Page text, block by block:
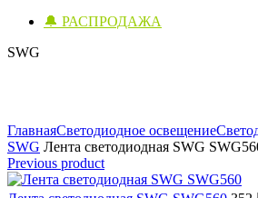
🔔 РАСПРОДАЖА
SWG
ГлавнаяСветодиодное освещение
SWG Лента светодиодная SWG
Previous product